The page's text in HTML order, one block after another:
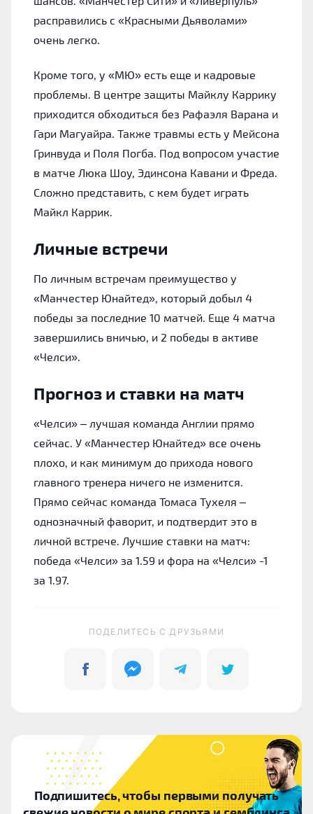
расправились с «Красными Дьяволами»
очень легко.
Кроме того, у «МЮ» есть еще и кадровые
проблемы. В центре защиты Майклу Каррику
приходится обходиться без Рафаэля Варана и
Гари Магуайра. Также травмы есть у Мейсона
Гринвуда и Поля Погба. Под вопросом участие
в матче Люка Шоу, Эдинсона Кавани и Фреда.
Сложно представить, с кем будет играть
Майкл Каррик.
Личные встречи
По личным встречам преимущество у
«Манчестер Юнайтед», который добыл 4
победы за последние 10 матчей. Еще 4 матча
завершились вничью, и 2 победы в активе
«Челси».
Прогноз и ставки на матч
«Челси» – лучшая команда Англии прямо
сейчас. У «Манчестер Юнайтед» все очень
плохо, и как минимум до прихода нового
главного тренера ничего не изменится.
Прямо сейчас команда Томаса Тухеля –
однозначный фаворит, и подтвердит это в
личной встрече. Лучшие ставки на матч:
победа «Челси» за 1.59 и фора на «Челси» -1
за 1.97.
ПОДЕЛИТЕСЬ C ДРУЗЬЯМИ
Подпишитесь, чтобы первыми получать